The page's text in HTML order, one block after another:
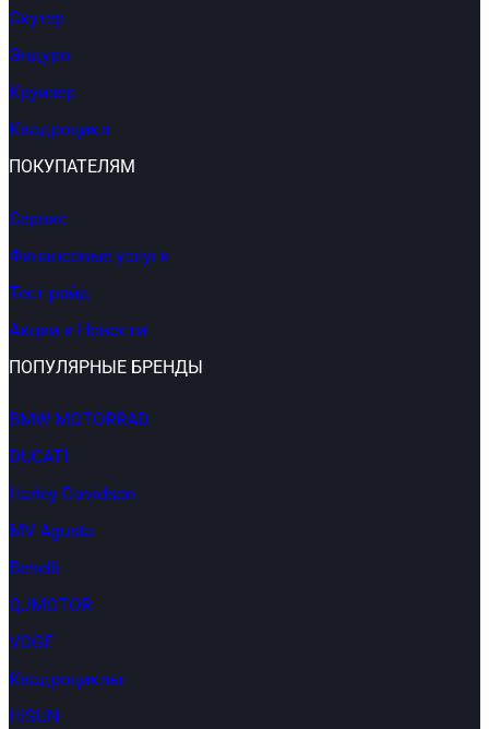
Скутер
Эндуро
Круизер
Квадроцикл
ПОКУПАТЕЛЯМ
Сервис
Финансовые услуги
Тест-райд
Акции и Новости
ПОПУЛЯРНЫЕ БРЕНДЫ
BMW MOTORRAD
DUCATI
Harley-Davidson
MV Agusta
Benelli
QJMOTOR
VOGE
Квадроциклы:
HISUN